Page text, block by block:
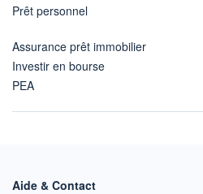
Prêt personnel
Assurance prêt immobilier
Investir en bourse
PEA
Aide & Contact